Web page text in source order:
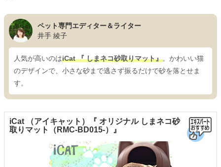
ペット専門エディター＆ライター
井手 綾子
人気が高いのはiCat 『 しまネコ砂取りマット』。かわいい猫
のデザインで、小さな砂まで逃さず振るだけで砂を落とせま
す。
iCat （アイキャット）『 オリジナル しまネコ砂
取りマット（RMC-BD015-）』